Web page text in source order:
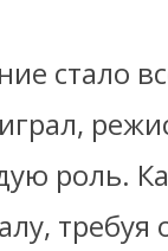
стало
роль.
требуя